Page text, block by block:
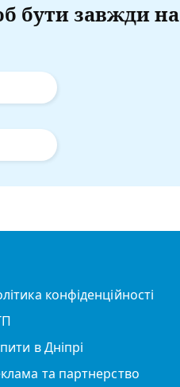
бути завжди на
конфіденційності
в Дніпрі
та партнерство